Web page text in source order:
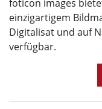
foticon images
einzigartigem
Digitalisat und auf
verfügbar.